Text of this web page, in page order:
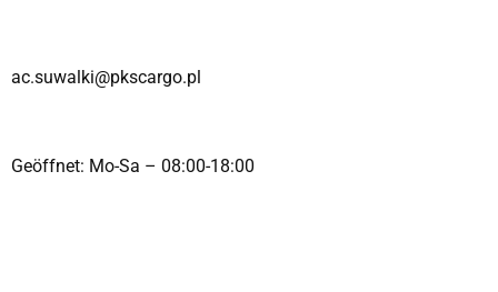
ac.suwalki@pkscargo.pl
Geöffnet: Mo-Sa – 08:00-18:00